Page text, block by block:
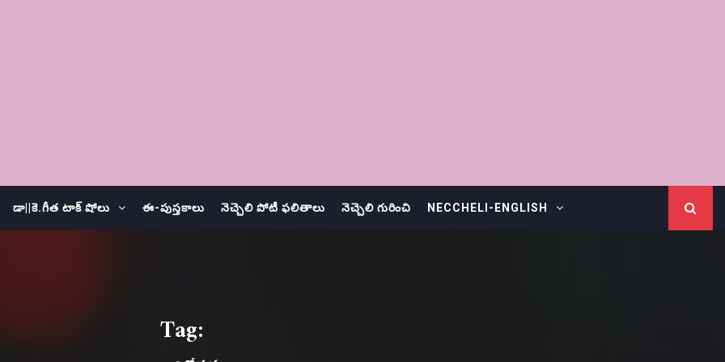
డా||కె.గీత టాక్ షోలు ఈ-పుస్తకాలు నెచ్చెలి పోటీ ఫలితాలు నెచ్చెలి గురించి NECCHELI-ENGLISH
Tag: